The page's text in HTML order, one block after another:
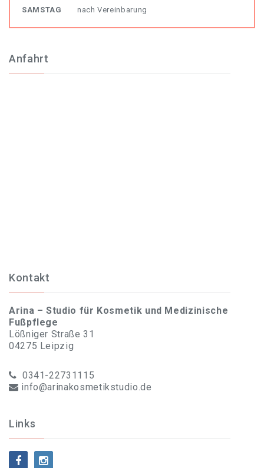
SAMSTAG nach Vereinbarung
Anfahrt
Kontakt
Arina – Studio für Kosmetik und Medizinische
Fußpflege
Lößniger Straße 31
04275 Leipzig
0341-22731115
info@arinakosmetikstudio.de
Links